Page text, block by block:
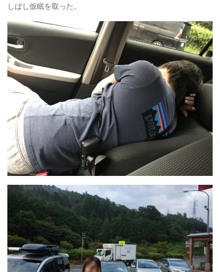
しばし仮眠を取った。